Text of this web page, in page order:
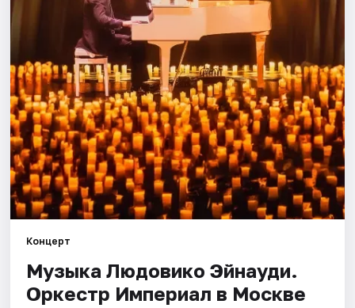
Рейтинги
Концерт
Музыка Людовико Эйнауди.
Оркестр Империал в Москве